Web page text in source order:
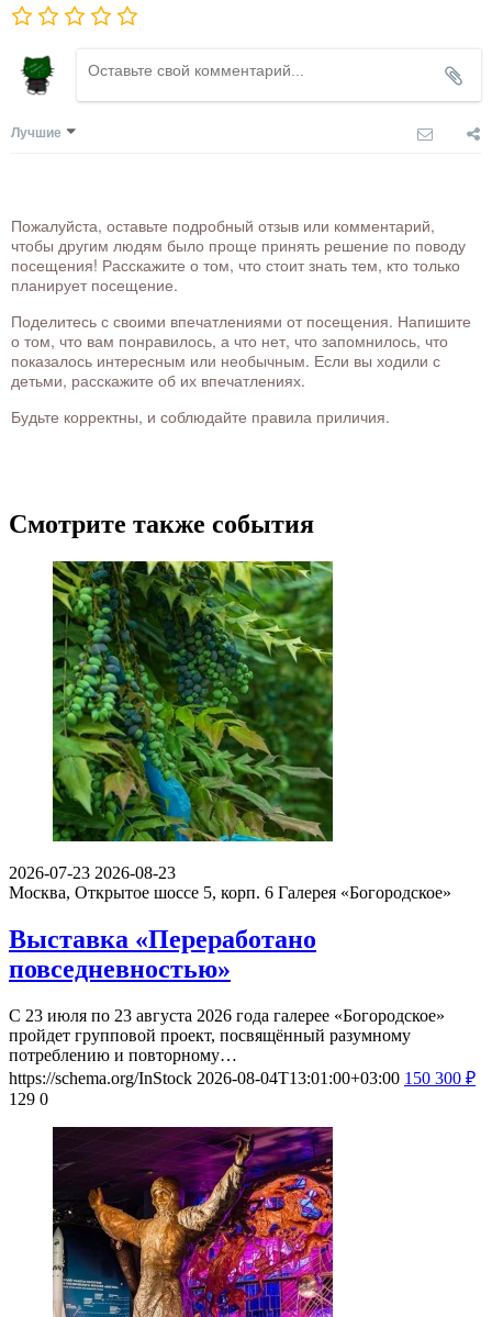
Лучшие
Пожалуйста, оставьте подробный отзыв или комментарий,
чтобы другим людям было проще принять решение по поводу
посещения! Расскажите о том, что стоит знать тем, кто только
планирует посещение.
Поделитесь с своими впечатлениями от посещения. Напишите
о том, что вам понравилось, а что нет, что запомнилось, что
показалось интересным или необычным. Если вы ходили с
детьми, расскажите об их впечатлениях.
Будьте корректны, и соблюдайте правила приличия.
Смотрите также события
2026-07-23 2026-08-23
Москва, Открытое шоссе 5, корп. 6 Галерея «Богородское»
Выставка «Переработано
повседневностью»
С 23 июля по 23 августа 2026 года галерее «Богородское»
пройдет групповой проект, посвящённый разумному
потреблению и повторному…
https://schema.org/InStock 2026-08-04T13:01:00+03:00 150 300 ₽
129 0